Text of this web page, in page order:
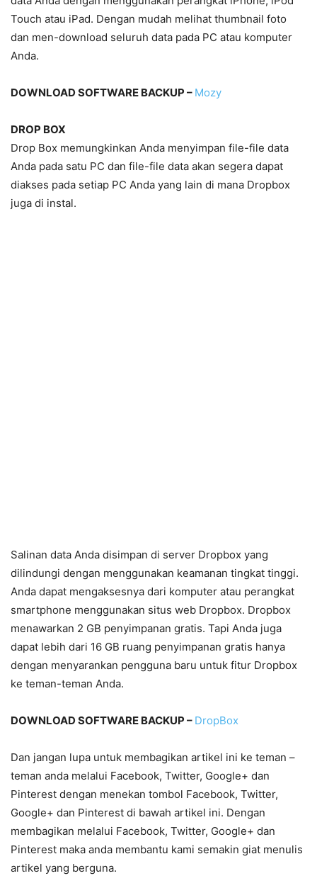
Touch atau iPad. Dengan mudah melihat thumbnail foto
dan men-download seluruh data pada PC atau komputer
Anda.
DOWNLOAD SOFTWARE BACKUP – Mozy
DROP BOX
Drop Box memungkinkan Anda menyimpan file-file data
Anda pada satu PC dan file-file data akan segera dapat
diakses pada setiap PC Anda yang lain di mana Dropbox
juga di instal.
Salinan data Anda disimpan di server Dropbox yang
dilindungi dengan menggunakan keamanan tingkat tinggi.
Anda dapat mengaksesnya dari komputer atau perangkat
smartphone menggunakan situs web Dropbox. Dropbox
menawarkan 2 GB penyimpanan gratis. Tapi Anda juga
dapat lebih dari 16 GB ruang penyimpanan gratis hanya
dengan menyarankan pengguna baru untuk fitur Dropbox
ke teman-teman Anda.
DOWNLOAD SOFTWARE BACKUP – DropBox
Dan jangan lupa untuk membagikan artikel ini ke teman –
teman anda melalui Facebook, Twitter, Google+ dan
Pinterest dengan menekan tombol Facebook, Twitter,
Google+ dan Pinterest di bawah artikel ini. Dengan
membagikan melalui Facebook, Twitter, Google+ dan
Pinterest maka anda membantu kami semakin giat menulis
artikel yang berguna.